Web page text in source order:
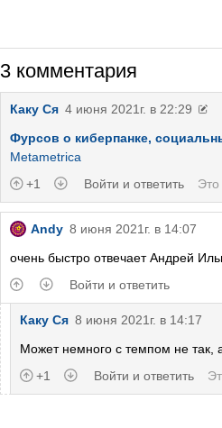
3 комментария
Каку Ся 4 июня 2021г. в 22:29
Фурсов о киберпанке,
Metametrica
+1
Войти и ответить Это
Andy 8 июня 2021г. в 14:07
очень быстро отвечает Андрей
Войти и ответить
Каку Ся 8 июня 2021г. в 14:17
Может немного с темпом не так,
+1
Войти и ответить